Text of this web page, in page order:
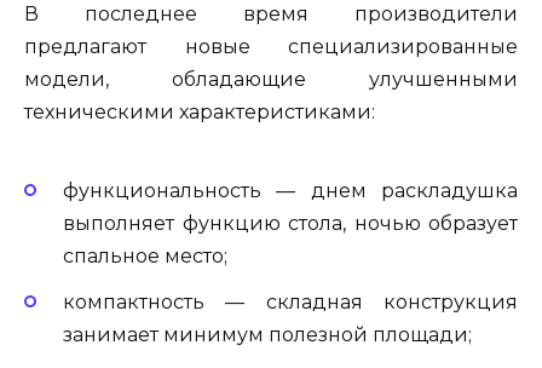
В последнее время производители
предлагают новые специализированные
модели, обладающие улучшенными
техническими характеристиками:
функциональность — днем раскладушка
выполняет функцию стола, ночью образует
спальное место;
компактность — складная конструкция
занимает минимум полезной площади;